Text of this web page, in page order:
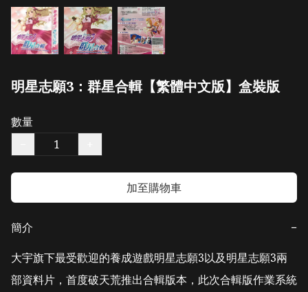
明星志願3：群星合輯【繁體中文版】盒裝版
數量
加至購物車
簡介
−
大宇旗下最受歡迎的養成遊戲明星志願3以及明星志願3兩
部資料片，首度破天荒推出合輯版本，此次合輯版作業系統